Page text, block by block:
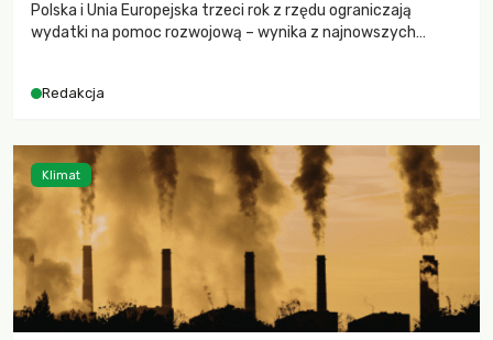
Polska i Unia Europejska trzeci rok z rzędu ograniczają
wydatki na pomoc rozwojową – wynika z najnowszych
odnotowano największe tąpnięcie ODA w historii. Jakie będą
kryzysami i ubóstwem?
Redakcja
Klimat